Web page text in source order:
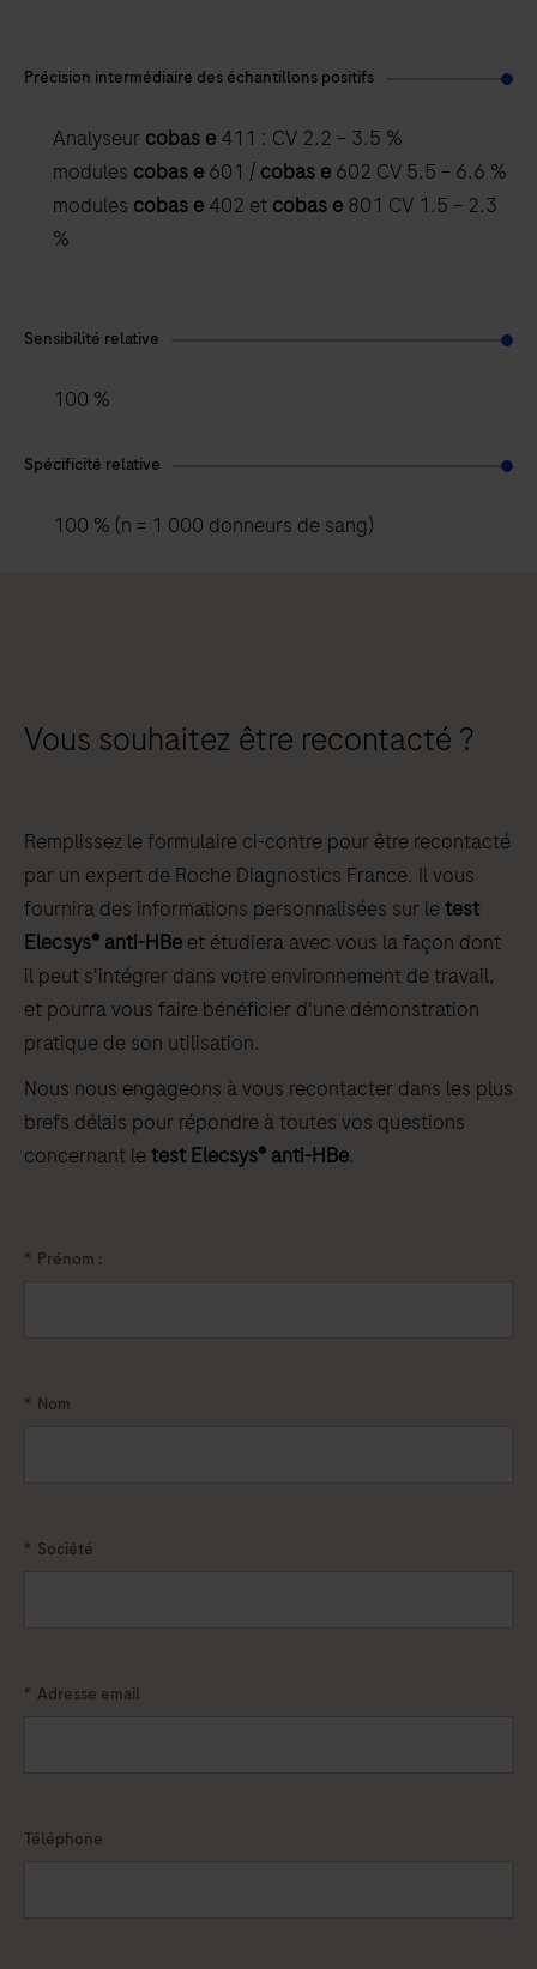
Précision intermédiaire des échantillons positifs
Analyseur cobas e 411 : CV 2.2 – 3.5 %
modules cobas e 601 / cobas e 602 CV 5.5 – 6.6 %
modules cobas e 402 et cobas e 801 CV 1.5 – 2.3
%
Sensibilité relative
100 %
Spécificité relative
100 % (n = 1 000 donneurs de sang)
Vous souhaitez être recontacté ?
Remplissez le formulaire ci-contre pour être recontacté
par un expert de Roche Diagnostics France. Il vous
fournira des informations personnalisées sur letest
Elecsys® anti-HBe et étudiera avec vous la façon dont
il peut s'intégrer dans votre environnement de travail,
et pourra vous faire bénéficier d'une démonstration
pratique de son utilisation.
Nous nous engageons à vous recontacter dans les plus
brefs délais pour répondre à toutes vos questions
concernant letest Elecsys® anti-HBe.
* Prénom :
* Nom
* Société
* Adresse email
Téléphone